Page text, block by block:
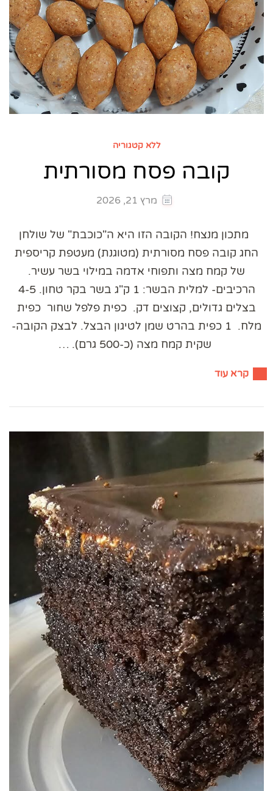
ללא קטגוריה
קובה פסח מסורתית
מרץ 21, 2026
מתכון מנצח! הקובה הזו היא ה"כוכבת" של שולחן
החג קובה פסח מסורתית (מטוגנת) מעטפת קריספית
של קמח מצה ותפוחי אדמה במילוי בשר עשיר.
הרכיבים- למלית הבשר: 1 ק"ג בשר בקר טחון. 4-5
בצלים גדולים, קצוצים דק. כפית פלפל שחור כפית
מלח. 1 כפית בהרט שמן לטיגון הבצל. לבצק הקובה-
שקית קמח מצה (כ-500 גרם). …
קרא עוד